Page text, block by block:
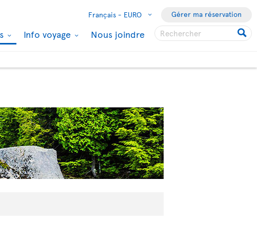
Français - EURO Gérer ma réservation
Info voyage Nous joindre